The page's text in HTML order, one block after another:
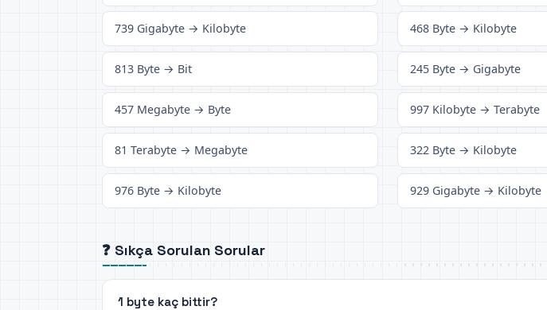
739 Gigabyte → Kilobyte
813 Byte → Bit
457 Megabyte → Byte
81 Terabyte → Megabyte
976 Byte → Kilobyte
468 Byte → Kilobyte
245 Byte → Gigabyte
997 Kilobyte → Terabyte
322 Byte → Kilobyte
929 Gigabyte → Kilobyte
❓ Sıkça Sorulan Sorular
1 byte kaç bittir?